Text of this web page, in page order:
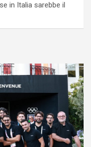
in Italia sarebbe il